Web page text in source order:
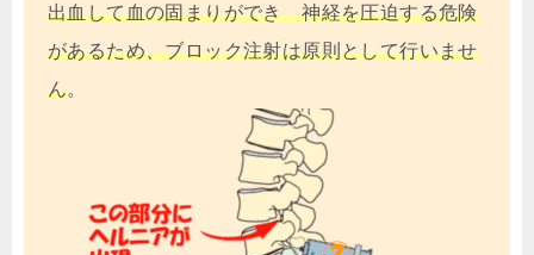
出血して血の固まりができ 神経を圧迫する危険
があるため、ブロック注射は原則として行いませ
ん。